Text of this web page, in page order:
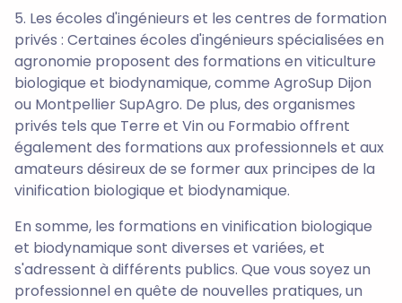
5. Les écoles d'ingénieurs et les centres de formation
privés : Certaines écoles d'ingénieurs spécialisées en
agronomie proposent des formations en viticulture
biologique et biodynamique, comme AgroSup Dijon
ou Montpellier SupAgro. De plus, des organismes
privés tels que Terre et Vin ou Formabio offrent
également des formations aux professionnels et aux
amateurs désireux de se former aux principes de la
vinification biologique et biodynamique.
En somme, les formations en vinification biologique
et biodynamique sont diverses et variées, et
s'adressent à différents publics. Que vous soyez un
professionnel en quête de nouvelles pratiques, un